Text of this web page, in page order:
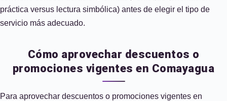
práctica versus lectura simbólica) antes de elegir el tipo de
servicio más adecuado.
Cómo aprovechar descuentos o
promociones vigentes en Comayagua
Para aprovechar descuentos o promociones vigentes en